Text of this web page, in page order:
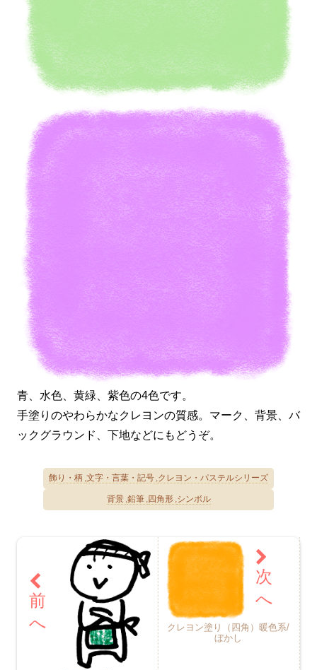
青、水色、黄緑、紫色の4色です。
手塗りのやわらかなクレヨンの質感。マーク、背景、バ
ックグラウンド、下地などにもどうぞ。
飾り・柄 文字・言葉・記号 クレヨン・パステルシリーズ
背景 鉛筆 四角形 シンボル
クレヨン塗り（四角）暖色系/
ぼかし